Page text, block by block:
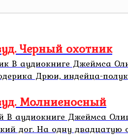
Черный охотник
В аудиокниге Джеймса
Дрюи, индейца-
Молниеносный
аудиокниге Джеймса
дог. На одну двадцатую